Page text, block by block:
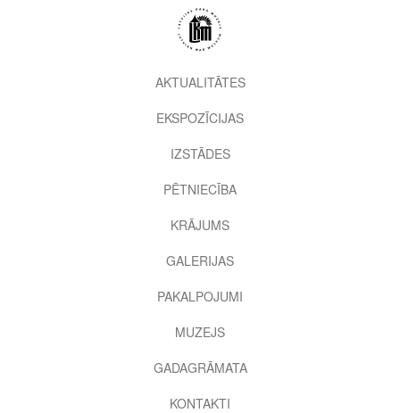
2nd
level
AKTUALITĀTES
EKSPOZĪCIJAS
IZSTĀDES
PĒTNIECĪBA
KRĀJUMS
GALERIJAS
PAKALPOJUMI
MUZEJS
GADAGRĀMATA
KONTAKTI